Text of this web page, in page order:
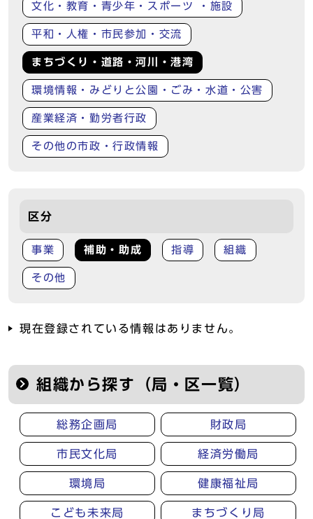
文化・教育・青少年・スポーツ ・施設
平和・人権・市民参加・交流
まちづくり・道路・河川・港湾
環境情報・みどりと公園・ごみ・水道・公害
産業経済・勤労者行政
その他の市政・行政情報
区分
事業 補助・助成 指導 組織
その他
現在登録されている情報はありません。
組織から探す（局・区一覧）
総務企画局 財政局
市民文化局 経済労働局
環境局 健康福祉局
こども未来局 まちづくり局